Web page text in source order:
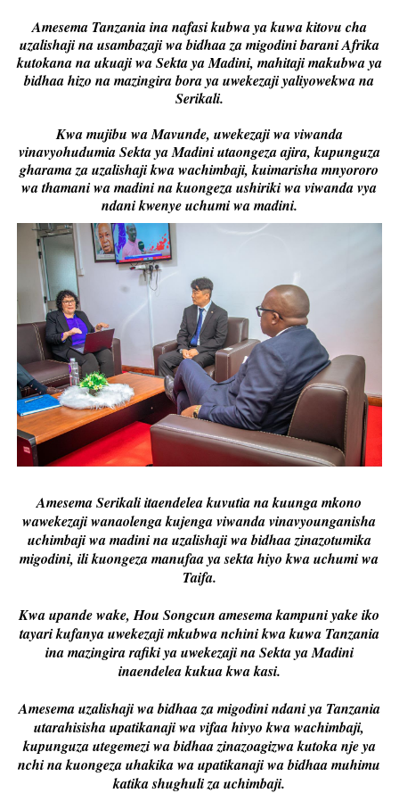
Amesema Tanzania ina nafasi kubwa ya kuwa kitovu cha
uzalishaji na usambazaji wa bidhaa za migodini barani Afrika
kutokana na ukuaji wa Sekta ya Madini, mahitaji makubwa ya
bidhaa hizo na mazingira bora ya uwekezaji yaliyowekwa na
Serikali.
Kwa mujibu wa Mavunde, uwekezaji wa viwanda
vinavyohudumia Sekta ya Madini utaongeza ajira, kupunguza
gharama za uzalishaji kwa wachimbaji, kuimarisha mnyororo
wa thamani wa madini na kuongeza ushiriki wa viwanda vya
ndani kwenye uchumi wa madini.
Amesema Serikali itaendelea kuvutia na kuunga mkono
wawekezaji wanaolenga kujenga viwanda vinavyounganisha
uchimbaji wa madini na uzalishaji wa bidhaa zinazotumika
migodini, ili kuongeza manufaa ya sekta hiyo kwa uchumi wa
Taifa.
Kwa upande wake, Hou Songcun amesema kampuni yake iko
tayari kufanya uwekezaji mkubwa nchini kwa kuwa Tanzania
ina mazingira rafiki ya uwekezaji na Sekta ya Madini
inaendelea kukua kwa kasi.
Amesema uzalishaji wa bidhaa za migodini ndani ya Tanzania
utarahisisha upatikanaji wa vifaa hivyo kwa wachimbaji,
kupunguza utegemezi wa bidhaa zinazoagizwa kutoka nje ya
nchi na kuongeza uhakika wa upatikanaji wa bidhaa muhimu
katika shughuli za uchimbaji.